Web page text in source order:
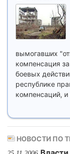
вымогавших
компенсация
боевых
республике
компенсаций, и
НОВОСТИ ПО